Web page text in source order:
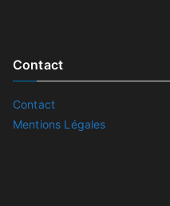
Contact
Contact
Mentions Légales